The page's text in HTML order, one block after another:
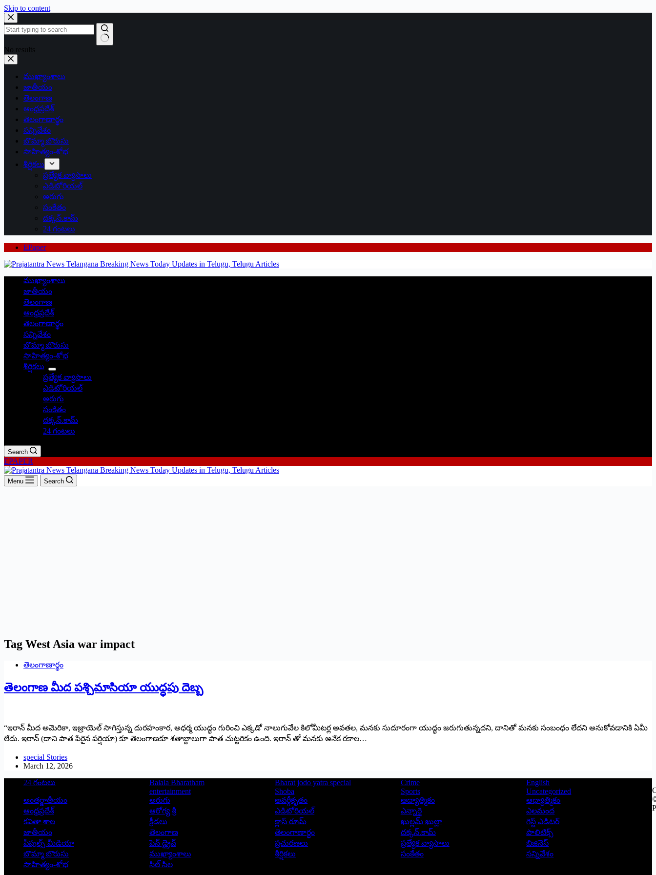
Skip to content
No results
ముఖ్యాంశాలు
జాతీయం
తెలంగాణ
ఆంధ్రప్రదేశ్
తెలంగాణార్థం
సన్నివేశం
బొమ్మా బొరుసు
సాహిత్యం-శోభ
శీర్షికలు
ప్రత్యేక వ్యాసాలు
ఎడిటోరియల్
అరుగు
సంకేతం
దక్కన్.కామ్
24 గంటలు
EPaper
ముఖ్యాంశాలు
జాతీయం
తెలంగాణ
ఆంధ్రప్రదేశ్
తెలంగాణార్థం
సన్నివేశం
బొమ్మా బొరుసు
సాహిత్యం-శోభ
శీర్షికలు
ప్రత్యేక వ్యాసాలు
ఎడిటోరియల్
అరుగు
సంకేతం
దక్కన్.కామ్
24 గంటలు
Search
EPAPER
Menu Search
Tag West Asia war impact
తెలంగాణార్థం
తెలంగాణ మీద పశ్చిమాసియా యుద్ధపు దెబ్బ
“ఇరాన్ మీద అమెరికా, ఇజ్రాయెల్ సాగిస్తున్న దురహంకార, అధర్మ యుద్ధం గురించి ఎక్కడో నాలుగువేల కిలోమీటర్ల అవతల, మనకు సుదూరంగా యుద్ధం జరుగుతున్నదని, దానితో మనకు సంబంధం లేదని అనుకోవడానికి ఏమీ
లేదు. ఇరాన్ (దాని పాత పేరైన పర్షియా) కూ తెలంగాణకూ శతాబ్దాలుగా పాత చుట్టరికం ఉంది. ఇరాన్ తో మనకు అనేక రకాల…
special Stories
March 12, 2026
24 గంటలు
Balala Bharatham Bharat jodo yatra special Crime
English
entertainment
Shoba Sports
Uncategorized
అంతర్జాతీయం
అరుగు అవర్గీకృతం ఆద్యాత్మికం
ఆధ్యాత్మికం
ఆంధ్రప్రదేశ్
ఆరోగ్య శ్రీ ఎడిటోరియల్ ఎన్నారై
ఎలమంద
కవితా శాల
క్రీడలు క్లాస్ రూమ్ ఖుల్లమ్ ఖుల్లా
గెస్ట్ ఎడిటర్
జాతీయం
తెలంగాణ తెలంగాణార్థం దక్కన్.కామ్
పాలిటిక్స్
పీపుల్స్ ‌మీడియా
పెన్ డ్రైవ్ ప్రచురణలు ప్రత్యేక వ్యాసాలు
బిజినెస్
బొమ్మా బొరుసు
ముఖ్యాంశాలు శీర్షికలు సంకేతం
సన్నివేశం
సాహిత్యం-శోభ
సిల్ సిల